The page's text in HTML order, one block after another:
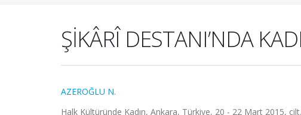
ŞİKÂRÎ DESTANI’NDA
AZEROĞLU N.
Halk Kültüründe Kadın, Ankara, Türkiye, 20 - 22 Mart 2015,